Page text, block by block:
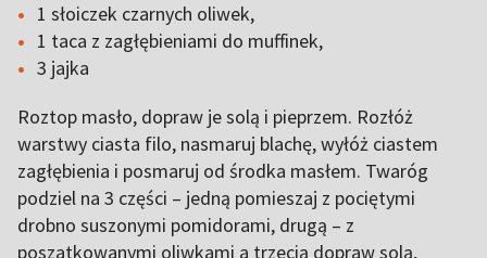
1 słoiczek czarnych oliwek,
1 taca z zagłębieniami do muffinek,
3 jajka
Roztop masło, dopraw je solą i pieprzem. Rozłóż
warstwy ciasta filo, nasmaruj blachę, wyłóż ciastem
zagłębienia i posmaruj od środka masłem. Twaróg
podziel na 3 części – jedną pomieszaj z pociętymi
drobno suszonymi pomidorami, drugą – z
poszatkowanymi oliwkami a trzecią dopraw solą,